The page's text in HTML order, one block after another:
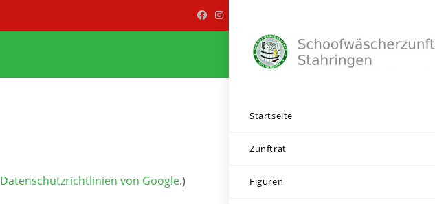
Startseite
Zunftrat
Figuren
Datenschutzrichtlinien von Google.)